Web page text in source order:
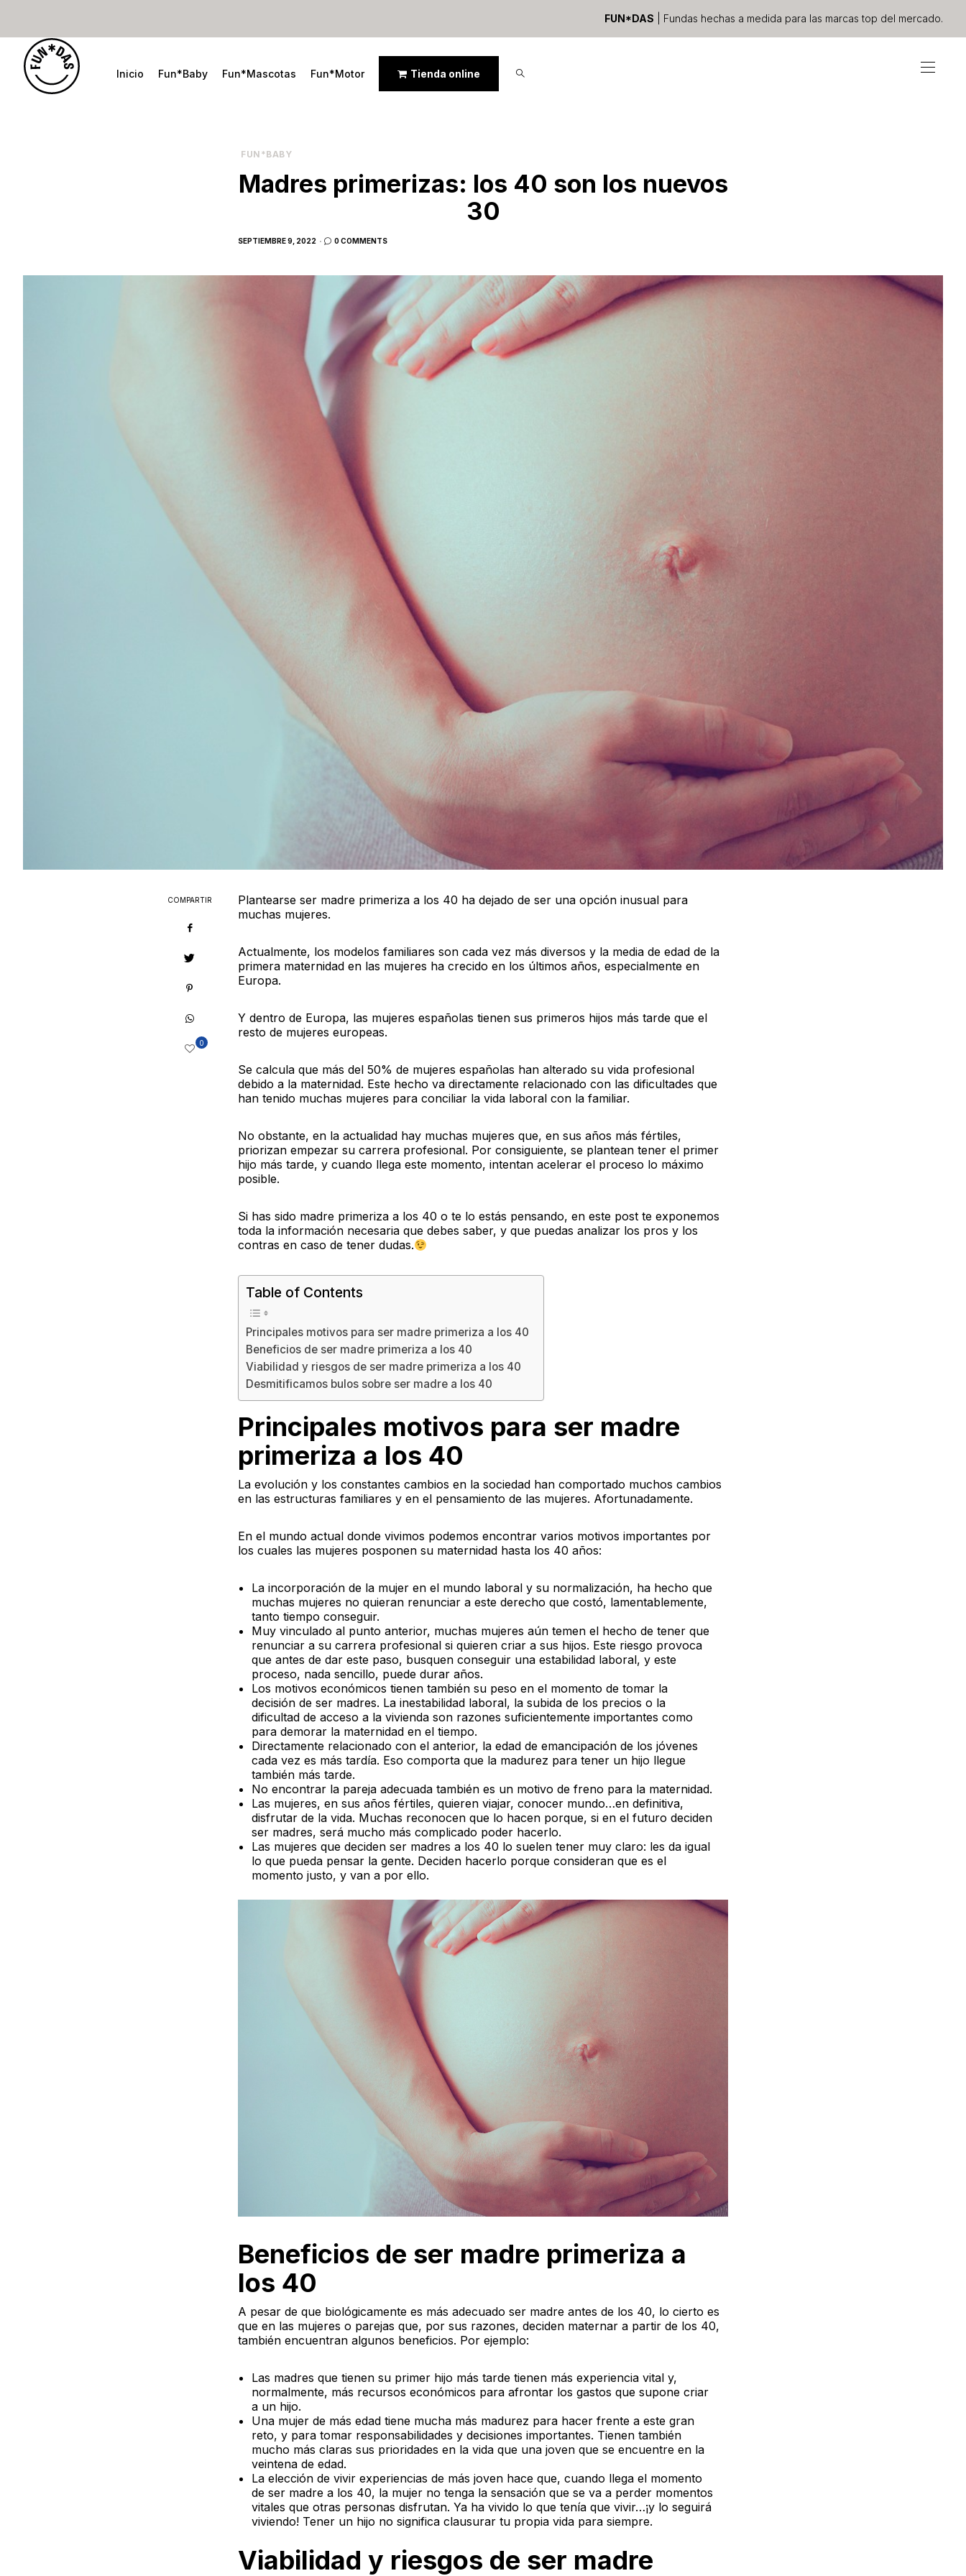
FUN*DAS | Fundas hechas a medida para las marcas top del mercado.
Inicio Fun*Baby Fun*Mascotas Fun*Motor Tienda online
FUN*BABY
Madres primerizas: los 40 son los nuevos
30
POSTED
SEPTIEMBRE 9, 2022 0 COMMENTS
Plantearse ser madre primeriza a los 40 ha dejado de ser una opción inusual para
muchas mujeres.
Actualmente, los modelos familiares son cada vez más diversos y la media de edad de la
primera maternidad en las mujeres ha crecido en los últimos años, especialmente en
Europa.
Y dentro de Europa, las mujeres españolas tienen sus primeros hijos más tarde que el
resto de mujeres europeas.
Se calcula que más del 50% de mujeres españolas han alterado su vida profesional
debido a la maternidad. Este hecho va directamente relacionado con las dificultades que
han tenido muchas mujeres para conciliar la vida laboral con la familiar.
No obstante, en la actualidad hay muchas mujeres que, en sus años más fértiles,
priorizan empezar su carrera profesional. Por consiguiente, se plantean tener el primer
hijo más tarde, y cuando llega este momento, intentan acelerar el proceso lo máximo
posible.
Si has sido madre primeriza a los 40 o te lo estás pensando, en este post te exponemos
toda la información necesaria que debes saber, y que puedas analizar los pros y los
contras en caso de tener dudas.
Table of Contents
Principales motivos para ser madre primeriza a los 40
Beneficios de ser madre primeriza a los 40
Viabilidad y riesgos de ser madre primeriza a los 40
Desmitificamos bulos sobre ser madre a los 40
Principales motivos para ser madre
primeriza a los 40
La evolución y los constantes cambios en la sociedad han comportado muchos cambios
en las estructuras familiares y en el pensamiento de las mujeres. Afortunadamente.
En el mundo actual donde vivimos podemos encontrar varios motivos importantes por
los cuales las mujeres posponen su maternidad hasta los 40 años:
La incorporación de la mujer en el mundo laboral y su normalización, ha hecho que
muchas mujeres no quieran renunciar a este derecho que costó, lamentablemente,
tanto tiempo conseguir.
Muy vinculado al punto anterior, muchas mujeres aún temen el hecho de tener que
renunciar a su carrera profesional si quieren criar a sus hijos. Este riesgo provoca
que antes de dar este paso, busquen conseguir una estabilidad laboral, y este
proceso, nada sencillo, puede durar años.
Los motivos económicos tienen también su peso en el momento de tomar la
decisión de ser madres. La inestabilidad laboral, la subida de los precios o la
dificultad de acceso a la vivienda son razones suficientemente importantes como
para demorar la maternidad en el tiempo.
Directamente relacionado con el anterior, la edad de emancipación de los jóvenes
cada vez es más tardía. Eso comporta que la madurez para tener un hijo llegue
también más tarde.
No encontrar la pareja adecuada también es un motivo de freno para la maternidad.
Las mujeres, en sus años fértiles, quieren viajar, conocer mundo…en definitiva,
disfrutar de la vida. Muchas reconocen que lo hacen porque, si en el futuro deciden
ser madres, será mucho más complicado poder hacerlo.
Las mujeres que deciden ser madres a los 40 lo suelen tener muy claro: les da igual
lo que pueda pensar la gente. Deciden hacerlo porque consideran que es el
momento justo, y van a por ello.
Beneficios de ser madre primeriza a
los 40
A pesar de que biológicamente es más adecuado ser madre antes de los 40, lo cierto es
que en las mujeres o parejas que, por sus razones, deciden maternar a partir de los 40,
también encuentran algunos beneficios. Por ejemplo:
Las madres que tienen su primer hijo más tarde tienen más experiencia vital y,
normalmente, más recursos económicos para afrontar los gastos que supone criar
a un hijo.
Una mujer de más edad tiene mucha más madurez para hacer frente a este gran
reto, y para tomar responsabilidades y decisiones importantes. Tienen también
mucho más claras sus prioridades en la vida que una joven que se encuentre en la
veintena de edad.
La elección de vivir experiencias de más joven hace que, cuando llega el momento
de ser madre a los 40, la mujer no tenga la sensación que se va a perder momentos
vitales que otras personas disfrutan. Ya ha vivido lo que tenía que vivir…¡y lo seguirá
viviendo! Tener un hijo no significa clausurar tu propia vida para siempre.
Viabilidad y riesgos de ser madre
COMPARTIR
0